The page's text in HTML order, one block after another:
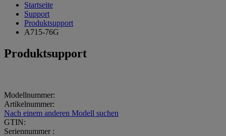
Startseite
Support
Produktsupport
A715-76G
Produktsupport
Modellnummer:
Artikelnummer:
Nach einem anderen Modell suchen
GTIN:
Seriennummer :